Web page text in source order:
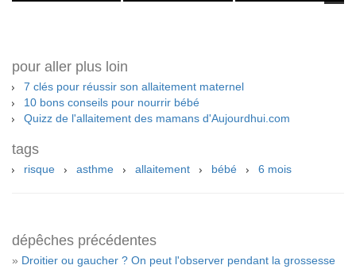
pour aller plus loin
7 clés pour réussir son allaitement maternel
10 bons conseils pour nourrir bébé
Quizz de l'allaitement des mamans d'Aujourdhui.com
tags
risque asthme allaitement bébé 6 mois
dépêches précédentes
» Droitier ou gaucher ? On peut l'observer pendant la grossesse